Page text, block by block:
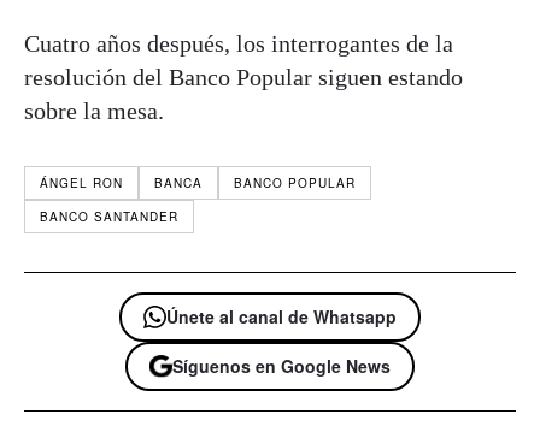
Cuatro años después, los interrogantes de la
resolución del Banco Popular siguen estando
sobre la mesa.
ÁNGEL RON BANCA
BANCO POPULAR
BANCO SANTANDER
Únete al canal de Whatsapp
Síguenos en Google News